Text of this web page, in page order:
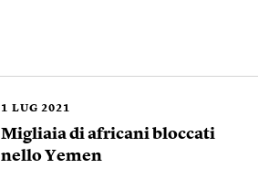
1 LUG 2021
Migliaia di africani bloccati
nello Yemen